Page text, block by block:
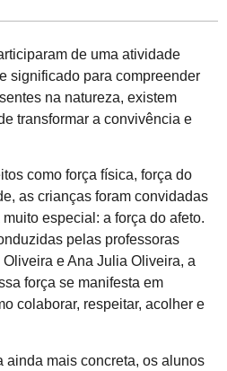
de uma atividade
significado para compreender
na natureza, existem
transformar a convivência e
como força física, força do
as crianças foram convidadas
especial: a força do afeto.
pelas professoras
e Ana Julia Oliveira, a
força se manifesta em
colaborar, respeitar, acolher e
ainda mais concreta, os alunos